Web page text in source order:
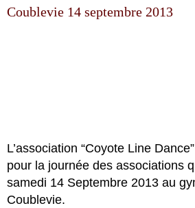
Coublevie 14 septembre 2013
L’association “Coyote Line
pour la journée des associations
samedi 14 Septembre 2013 au
Coublevie.